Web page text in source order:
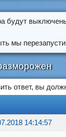
будут
мы
ответ, вы
14:14:57